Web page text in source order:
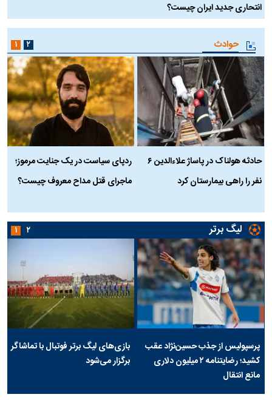
انتحاری جدید ایران چیست؟
حوادث
حادثه هولناک در پاساژ علاءالدین ۶
نفر را راهی بیمارستان کرد
ردپای سیاست در یک جنایت مرموز؛
ماجرای قتل مداح معروف چیست؟
۱ ۲
لیگ برتر
پرسپولیس از جذب حسین‌نژاد عقب
کشید؛ رضایتنامه ۲ میلیون دلاری
مانع انتقال
بازی‌های لیگ برتر فوتبال با تماشاگر
برگزار می‌شود
۱ ۲